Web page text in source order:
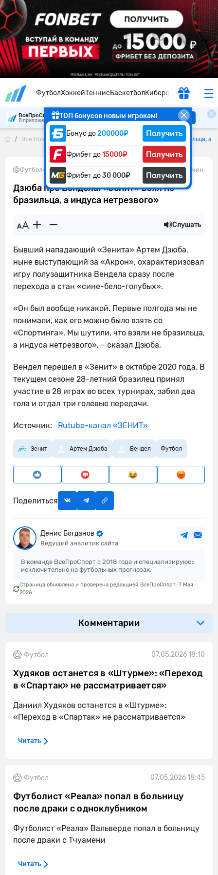
ФутболХоккейТеннисБаскетболКиберспорт
ТОП бонусов новым игрокам!
Бонус до200000₽ Получить
Фрибет до15000₽ Получить
Фрибет до30 000₽ Получить
ВсеПроСпорт
В приложении удобнее Скачать
Все Новости Дзюба про Вендела: «Зенит» взял не бразильца, а
Футбол• 07.05.2026 1 мин.
Дзюба про Вендела: «Зенит» взял не
бразильца, а индуса нетрезвого»
Слушать
Бывший нападающий «Зенита» Артем Дзюба,
ныне выступающий за «Акрон», охарактеризовал
игру полузащитника Вендела сразу после
перехода в стан «сине-бело-голубых».
«Он был вообще никакой. Первые полгода мы не
понимали, как его можно было взять со
«Спортинга». Мы шутили, что взяли не бразильца,
а индуса нетрезвого», – сказал Дзюба.
Вендел перешел в «Зенит» в октябре 2020 года. В
текущем сезоне 28-летний бразилец принял
участие в 28 играх во всех турнирах, забил два
гола и отдал три голевые передачи.
Источник: Rutube-канал «ЗЕНИТ»
Зенит Артем Дзюба Вендел Футбол
Поделиться
Денис Богданов
Ведущий аналитик сайта
В команде ВсеПроСпорт с 2018 года и специализируюсь
исключительно на футбольных прогнозах.
Страница обновлена и проверена редакцией ВсеПроСпорт: 7 Мая
2026
Комментарии
Футбол 07.05.2026 18:10
Худяков останется в «Штурме»: «Переход
в «Спартак» не рассматривается»
Даниил Худяков останется в «Штурме»:
«Переход в «Спартак» не рассматривается»
Читать
Футбол 07.05.2026 18:45
Футболист «Реала» попал в больницу
после драки с одноклубником
Футболист «Реала» Вальверде попал в больницу
после драки с Тчуамени
Читать